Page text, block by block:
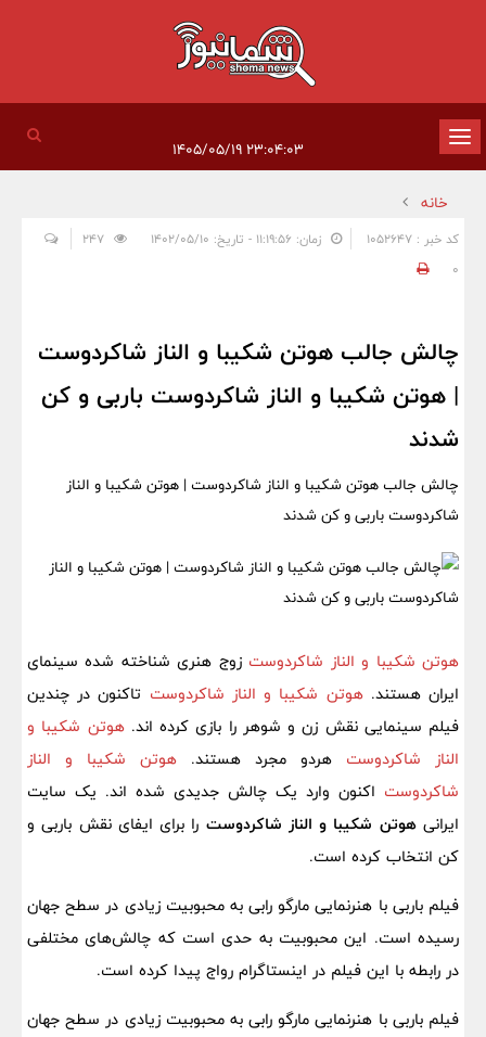
تغییر
وضعیت
ناوبری
خانه
کد خبر : 1052647 زمان: ۱۱:۱۹:۵۶ - تاریخ: ۱۴۰۲/۰۵/۱۰
0
چالش جالب هوتن شکیبا و الناز شاکردوست
| هوتن شکیبا و الناز شاکردوست باربی و کن
شدند
چالش جالب هوتن شکیبا و الناز شاکردوست | هوتن شکیبا و الناز
شاکردوست باربی و کن شدند
هوتن شکیبا و الناز شاکردوست زوج هنری شناخته شده سینمای
ایران هستند.هوتن شکیبا و الناز شاکردوست تاکنون در چندین
فیلم سینمایی نقش زن و شوهر را بازی کرده اند.هوتن شکیبا و
الناز شاکردوست هردو مجرد هستند. هوتن شکیبا و الناز
شاکردوست اکنون وارد یک چالش جدیدی شده اند. یک سایت
ایرانیهوتن شکیبا و الناز شاکردوست را برای ایفای نقش باربی و
کن انتخاب کرده است.
فیلم باربی با هنرنمایی مارگو رابی به محبوبیت زیادی در سطح جهان
رسیده است. این محبوبیت به حدی است که چالش‌های مختلفی
در رابطه با این فیلم در اینستاگرام رواج پیدا کرده است.
فیلم باربی با هنرنمایی مارگو رابی به محبوبیت زیادی در سطح جهان